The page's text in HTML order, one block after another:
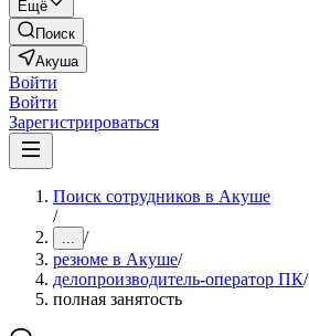
Ещё
Поиск
Акуша
Войти
Войти
Зарегистрироваться
Поиск сотрудников в Акуше
/
... /
резюме в Акуше/
делопроизводитель-оператор ПК/
полная занятость